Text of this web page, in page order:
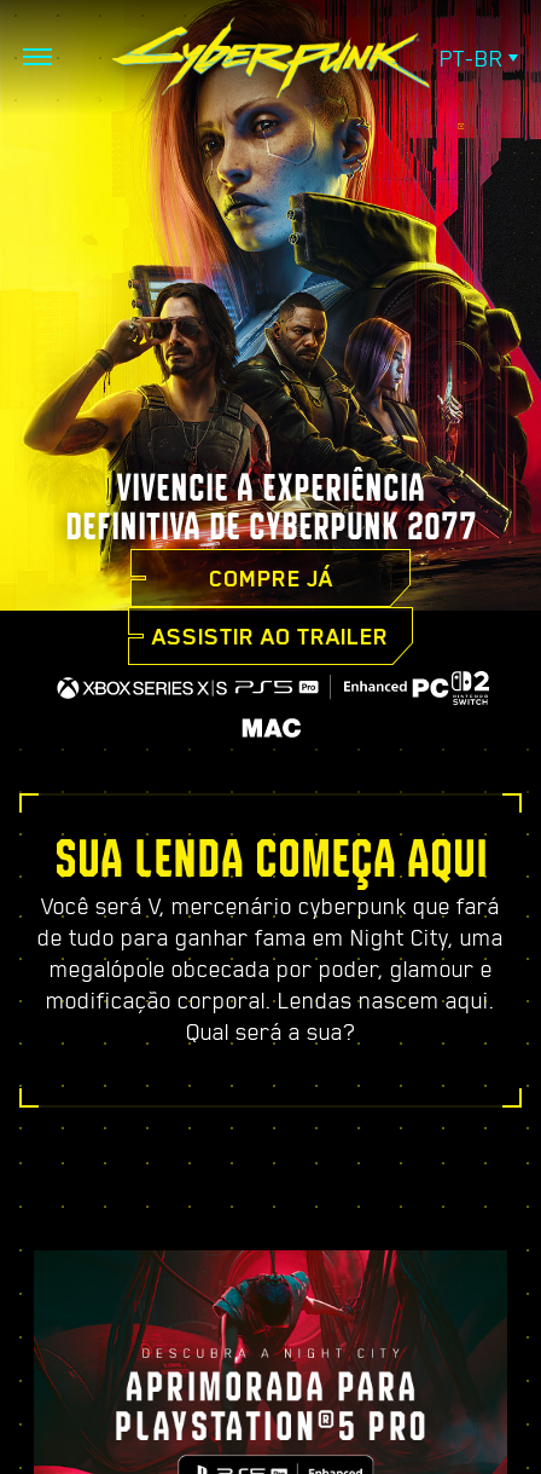
PT-BR
VIVENCIE A EXPERIÊNCIA
DEFINITIVA DE CYBERPUNK 2077
COMPRE JÁ
ASSISTIR AO TRAILER
SUA LENDA COMEÇA AQUI
Você será V, mercenário cyberpunk que fará
de tudo para ganhar fama em Night City, uma
megalópole obcecada por poder, glamour e
modificação corporal. Lendas nascem aqui.
Qual será a sua?